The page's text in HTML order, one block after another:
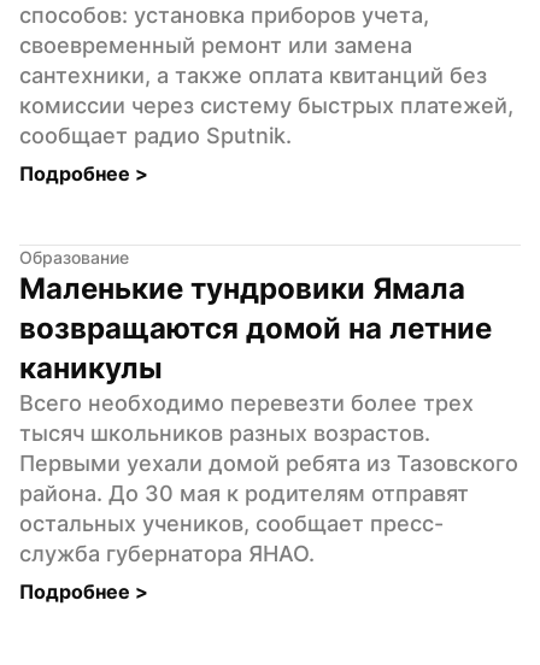
способов: установка приборов учета,
своевременный ремонт или замена
сантехники, а также оплата квитанций без
комиссии через систему быстрых платежей,
сообщает радио Sputnik.
Подробнее >
Образование
Маленькие тундровики Ямала
возвращаются домой на летние
каникулы
Всего необходимо перевезти более трех
тысяч школьников разных возрастов.
Первыми уехали домой ребята из Тазовского
района. До 30 мая к родителям отправят
остальных учеников, сообщает пресс-
служба губернатора ЯНАО.
Подробнее >